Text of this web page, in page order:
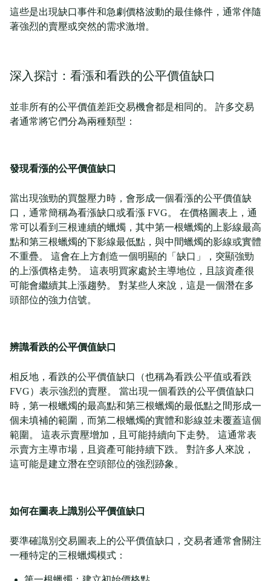
這些是出現缺口事件和急劇價格波動的最佳條件，通常伴隨
著強烈的賣壓或突然的需求激增。
深入探討：看漲和看跌的公平價值缺口
並非所有的公平價值差距交易機會都是相同的。 許多交易
者通常將它們分為兩種類型：
發現看漲的公平價值缺口
當出現強勁的買盤壓力時，會形成一個看漲的公平價值缺
口，通常簡稱為看漲缺口或看漲 FVG。 在價格圖表上，通
常可以看到三根連續的蠟燭，其中第一根蠟燭的上影線最高
點和第三根蠟燭的下影線最低點，與中間蠟燭的影線或實體
不重疊。 這會在上方創造一個明顯的「缺口」，突顯強勁
的上漲價格走勢。 這表明買家處於主導地位，且該資產很
可能會繼續其上漲趨勢。 對某些人來說，這是一個潛在多
頭部位的強力信號。
辨識看跌的公平價值缺口
相反地，看跌的公平價值缺口（也稱為看跌公平值或看跌
FVG）表示強烈的賣壓。 當出現一個看跌的公平價值缺口
時，第一根蠟燭的最高點和第三根蠟燭的最低點之間形成一
個未填補的範圍，而第二根蠟燭的實體和影線並未覆蓋這個
範圍。 這表示賣壓增加，且可能持續向下走勢。 這通常表
示賣方主導市場，且資產可能持續下跌。 對許多人來說，
這可能是建立潛在空頭部位的強烈跡象。
如何在圖表上識別公平價值缺口
要準確識別交易圖表上的公平價值缺口，交易者通常會關注
一種特定的三根蠟燭模式：